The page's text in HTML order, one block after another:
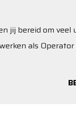
jij bereid om veel
als